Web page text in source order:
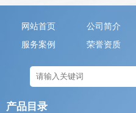
网站首页 公司简介
服务案例
荣誉资质
产品目录